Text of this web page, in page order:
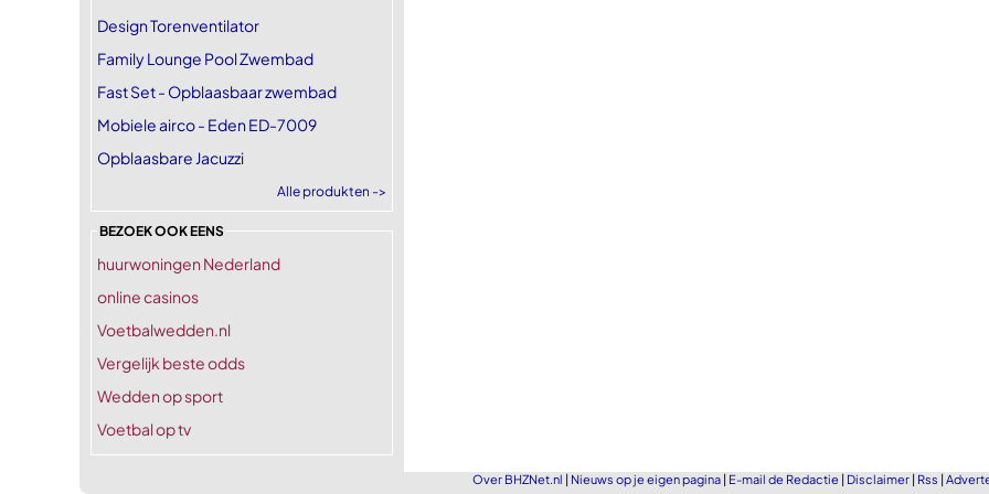
Design Torenventilator
Family Lounge Pool Zwembad
Fast Set - Opblaasbaar zwembad
Mobiele airco - Eden ED-7009
Opblaasbare Jacuzzi
Alle produkten ->
BEZOEK OOK EENS
huurwoningen Nederland
online casinos
Voetbalwedden.nl
Vergelijk beste odds
Wedden op sport
Voetbal op tv
Over BHZNet.nl | Nieuws op je eigen pagina | E-mail de Redactie | Disclaimer | Rss |